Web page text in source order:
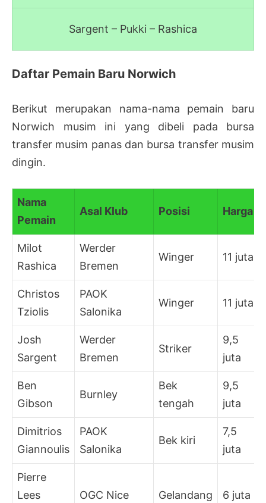
Sargent – Pukki – Rashica
Daftar Pemain Baru Norwich
Berikut merupakan nama-nama pemain baru
Norwich musim ini yang dibeli pada bursa
transfer musim panas dan bursa transfer musim
dingin.
Nama
Pemain
Asal Klub Posisi Harga
Milot
Rashica
Werder
Bremen
Winger 11 juta
Christos
Tziolis
PAOK
Salonika
Winger 11 juta
Josh
Sargent
Werder
Bremen
Striker
9,5
juta
Ben
Gibson
Burnley
Bek
tengah
9,5
juta
Dimitrios
Giannoulis
PAOK
Salonika
Bek kiri
7,5
juta
Pierre
Lees
OGC Nice Gelandang 6 juta